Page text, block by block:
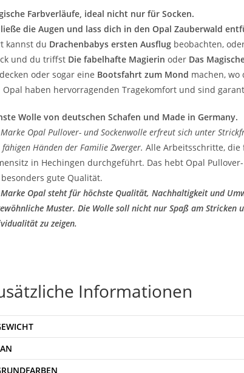
Farbverläufe, ideal nicht nur für Socken.
die Augen und lass dich in den Opal Zauberwald
kannst du Drachenbabys ersten Ausflugbeobachten,
und du triffst Die fabelhafte Magierin oder Das
oder sogar eine Bootsfahrt zum Mond machen, wo
Opal haben hervorragenden Tragekomfort und sind
Wolle von deutschen Schafen und Made in Germany.
Opal Pullover- und Sockenwolle erfreut sich unter
fähigen Händen der Familie Zwerger. Alle Arbeitsschritte,
in Hechingen durchgeführt. Das hebt Opal
gute Qualität.
Opal steht für höchste Qualität, Nachhaltigkeit und
Muster. Die Wolle soll nicht nur Spaß am Stricken
zu zeigen.
Informationen